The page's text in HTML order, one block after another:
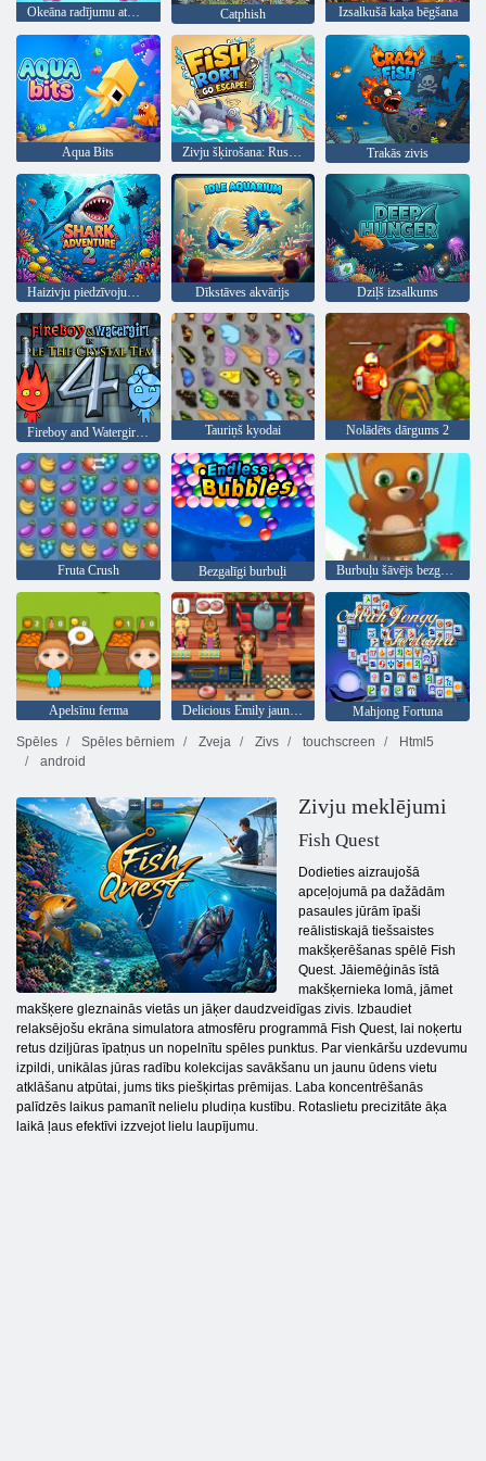
Okeāna radījumu atmiņa Catphish Izsalkušā kaķa bēgšana
Aqua Bits Zivju šķirošana: Rush Go Escape Trakās zivis
Haizivju piedzīvojums 2 Dīkstāves akvārijs Dziļš izsalkums
Tauriņš kyodai Nolādēts dārgums 2
Fruta Crush Bezgalīgi burbuļi Burbuļu šāvējs bezgalīgs
Apelsīnu ferma Delicious Emily jauns sākums
Mahjong Fortuna
Spēles
Spēles bērniem Zveja Zivs touchscreen
Html5
android
Zivju meklējumi
Fish Quest
Dodieties aizraujošā
apceļojumā pa dažādām
pasaules jūrām īpaši
reālistiskajā tiešsaistes
makšķerēšanas spēlē Fish
Quest. Jāiemēģinās īstā
makšķernieka lomā, jāmet
makšķere gleznainās vietās un jāķer daudzveidīgas zivis. Izbaudiet
relaksējošu ekrāna simulatora atmosfēru programmā Fish Quest, lai noķertu
retus dziļjūras īpatņus un nopelnītu spēles punktus. Par vienkāršu uzdevumu
izpildi, unikālas jūras radību kolekcijas savākšanu un jaunu ūdens vietu
atklāšanu atpūtai, jums tiks piešķirtas prēmijas. Laba koncentrēšanās
palīdzēs laikus pamanīt nelielu pludiņa kustību. Rotaslietu precizitāte āķa
laikā ļaus efektīvi izzvejot lielu laupījumu.